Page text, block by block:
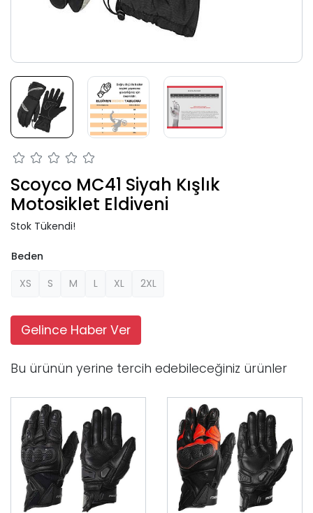
Scoyco MC41 Siyah Kışlık
Motosiklet Eldiveni
Stok Tükendi!
Beden
XS
S M L XL 2XL
Gelince Haber Ver
Bu ürünün yerine tercih edebileceğiniz ürünler